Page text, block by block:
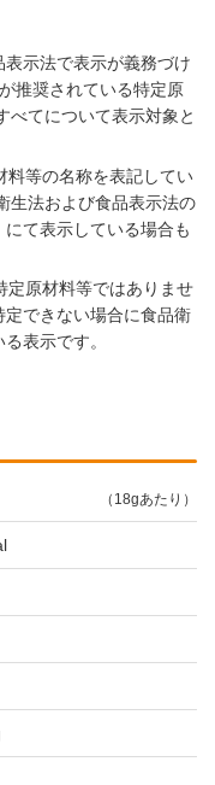
示法で表示が義務づけ
推奨されている特定原
べてについて表示対象と
料等の名称を表記してい
生法および食品表示法の
て表示している場合も
定原材料等ではありませ
できない場合に食品衛
表示です。
（18gあたり）